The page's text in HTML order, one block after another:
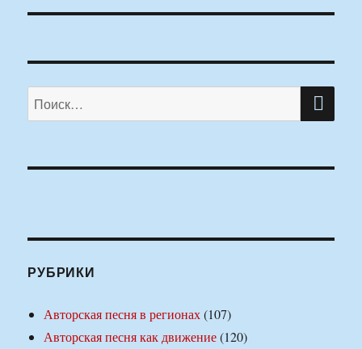
Искать:
РУБРИКИ
Авторская песня в регионах(107)
Авторская песня как движение(120)